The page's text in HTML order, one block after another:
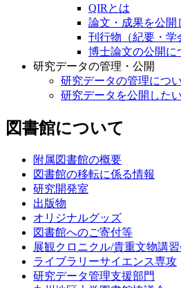
QIRとは
論文・成果を公開
刊行物（紀要・学
博士論文の公開に
研究データの管理・公開
研究データの管理につ
研究データを公開したい
図書館について
附属図書館の概要
図書館の移転に係る情報
研究開発室
出版物
オリジナルグッズ
図書館へのご寄付等
展観クロニクル/貴重文物講
ライブラリーサイエンス専攻
研究データ管理支援部門